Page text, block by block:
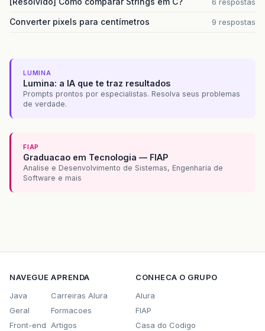
Converter pixels para centímetros 9 respostas
LUMINA
Lumina: a IA que te traz resultados
Prompts prontos por especialistas. Resolva seus problemas
de verdade.
FIAP
Graduacao em Tecnologia — FIAP
Analise e Desenvolvimento de Sistemas, Engenharia de
Software e mais
NAVEGUE
Java
Geral
Front-end
APRENDA
Carreiras Alura
Formacoes
Artigos
CONHECA O GRUPO
Alura
FIAP
Casa do Codigo